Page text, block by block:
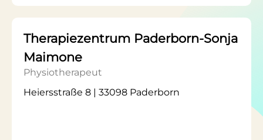
Therapiezentrum Paderborn-Sonja
Maimone
Physiotherapeut
Heiersstraße 8 | 33098 Paderborn